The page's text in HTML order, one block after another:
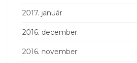
2017. január
2016. december
2016. november